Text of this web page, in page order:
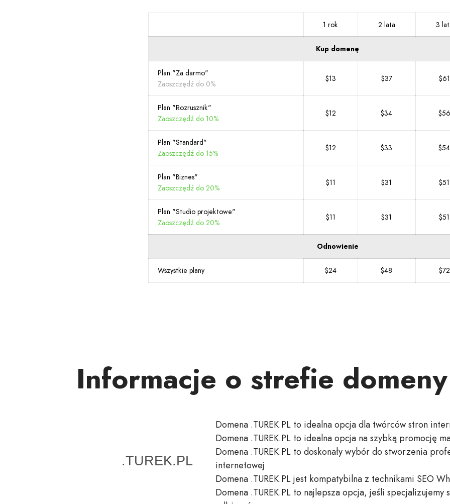
1 rok 2 lata 3
Kup domenę
Plan "Za darmo"
Zaoszczędź do 0%
$13 $37 $61
Plan "Rozrusznik"
Zaoszczędź do 10%
$12 $34 $56
Plan "Standard"
Zaoszczędź do 15%
$12 $33 $54
Plan "Biznes"
Zaoszczędź do 20%
$11 $31 $51
Plan "Studio projektowe"
Zaoszczędź do 20%
$11 $31 $51
Odnowienie
Wszystkie plany $24 $48 $72
Informacje o strefie
Domena .TUREK.PL to idealna opcja dla twórców stron
Domena .TUREK.PL to idealna opcja na szybką promocję
Domena .TUREK.PL to doskonały wybór do stworzenia
internetowej
Domena .TUREK.PL jest kompatybilna z technikami SEO
Domena .TUREK.PL to najlepsza opcja, jeśli